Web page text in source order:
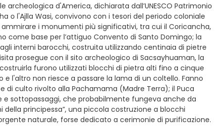
d'America, dichiarata dall’UNESCO Patrimonio
o l'Ajlla Wasi, convivono con i tesori del periodo coloniale
i monumenti più significativi, tra cui il Coricancha,
come base per l’attiguo Convento di Santo Domingo; la
interni barocchi, costruita utilizzando centinaia di pietre
prosegue con il sito archeologico di Sacsayhuaman, la
furono utilizzati blocchi di pietra alti fino a cinque
l'altro non riesce a passare la lama di un coltello. Fanno
di culto rivolto alla Pachamama (Madre Terra); il Puca
e sottopassaggi, che probabilmente fungeva anche da
della principessa”, una piccola costruzione a blocchi
naturale, forse dedicato a cerimonie di purificazione.